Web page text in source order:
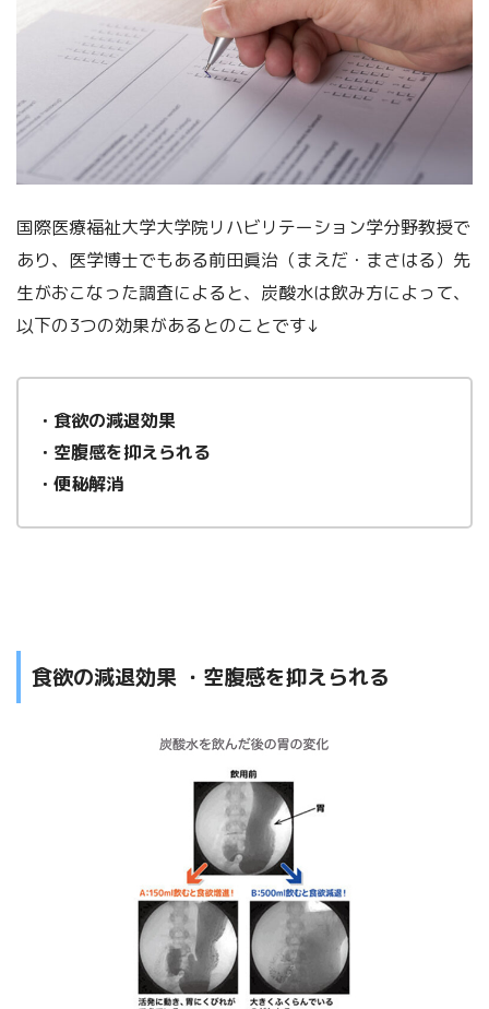
国際医療福祉大学大学院リハビリテーション学分野教授で
あり、医学博士でもある前田眞治（まえだ・まさはる）先
生がおこなった調査によると、炭酸水は飲み方によって、
以下の3つの効果があるとのことです↓
・食欲の減退効果
・空腹感を抑えられる
・便秘解消
食欲の減退効果 ・空腹感を抑えられる